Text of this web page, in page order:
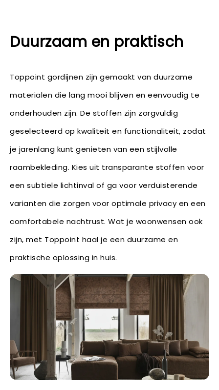
Duurzaam en praktisch
Toppoint gordijnen zijn gemaakt van duurzame
materialen die lang mooi blijven en eenvoudig te
onderhouden zijn. De stoffen zijn zorgvuldig
geselecteerd op kwaliteit en functionaliteit, zodat
je jarenlang kunt genieten van een stijlvolle
raambekleding. Kies uit transparante stoffen voor
een subtiele lichtinval of ga voor verduisterende
varianten die zorgen voor optimale privacy en een
comfortabele nachtrust. Wat je woonwensen ook
zijn, met Toppoint haal je een duurzame en
praktische oplossing in huis.